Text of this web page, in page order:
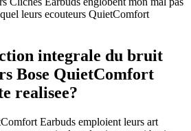
leurs ecouteurs QuietComfort
integrale du bruit
Bose QuietComfort
realisee?
Earbuds emploient leurs art